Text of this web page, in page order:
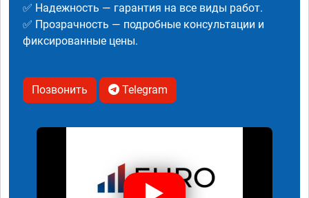
✅ Надежность — гарантия на все виды работ.
✅ Прозрачность — подробные консультации и
фиксированные цены.
Позвонить Telegram